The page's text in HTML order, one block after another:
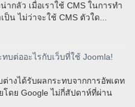
ากลัว เมื่อเราใช้ CMS ในการทำ
ป็น ไม่ว่าจะใช้ CMS ตัวใด...
บต่ออะไรกับเว็บที่ใช้ Joomla!
ต่างได้รับผลกระทบจากการอัพเดท
โดย Google ไม่กี่สัปดาห์ที่ผ่าน